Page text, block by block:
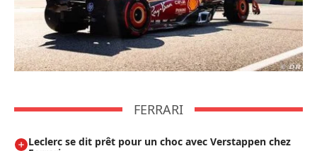
FERRARI
Leclerc se dit prêt pour un choc avec Verstappen chez